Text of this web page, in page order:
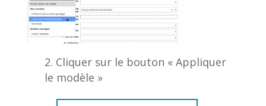
Cliquer sur le bouton « Appliquer
le modèle »